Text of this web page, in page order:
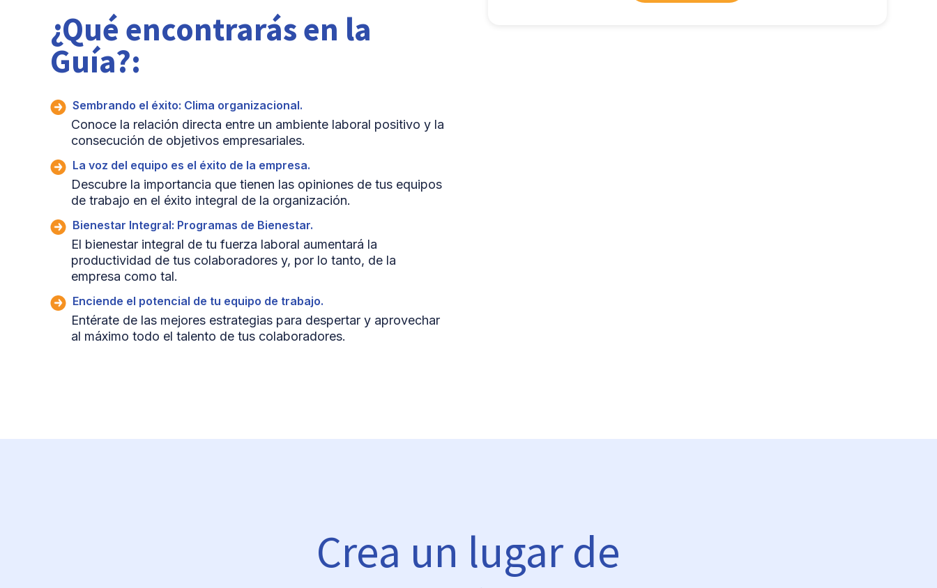
¿Qué encontrarás en la
Guía?:
Sembrando el éxito: Clima organizacional.
Conoce la relación directa entre un ambiente laboral positivo y la
consecución de objetivos empresariales.
La voz del equipo es el éxito de la empresa.
Descubre la importancia que tienen las opiniones de tus equipos
de trabajo en el éxito integral de la organización.
Bienestar Integral: Programas de Bienestar.
El bienestar integral de tu fuerza laboral aumentará la
productividad de tus colaboradores y, por lo tanto, de la
empresa como tal.
Enciende el potencial de tu equipo de trabajo.
Entérate de las mejores estrategias para despertar y aprovechar
al máximo todo el talento de tus colaboradores.
Crea un lugar de